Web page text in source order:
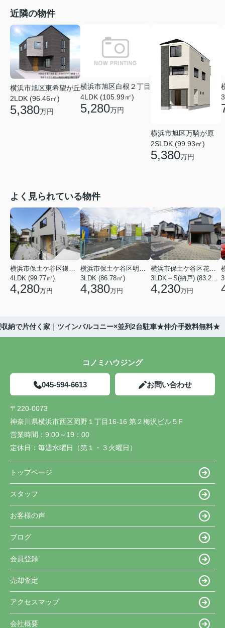
近隣の物件
横浜市旭区東希望が丘
2LDK (96.46㎡)
5,380万円
横浜市旭区白根２丁目
4LDK (105.99㎡)
5,280万円
横浜市旭区万騎が原
2SLDK (99.93㎡)
5,380万円
よく見られている物件
4LDK (99.77㎡)
4,280万円
3LDK (86.78㎡)
4,380万円 4,230万円
納で片付く家｜ツインバルコニー×並列2台駐車★仲介手数料無料★
コノミハウジング
045-594-6613 お問い合わせ
〒220-0073
神奈川県横浜市西区岡野１丁目16-16 第２梅沢ビル５F
営業時間： 9:00～19：00
定休日： 毎週水曜日（第１・３火曜日）
トップページ
スタッフ
お客様の声
ブログ
会員登録
売却査定
アクセスマップ
会社概要